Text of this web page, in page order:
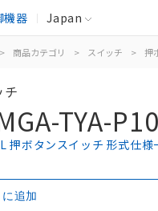
機器 Japan
> 商品カテゴリ > スイッチ > 押
TYA-
押ボタンスイッチ 形式仕様
追加